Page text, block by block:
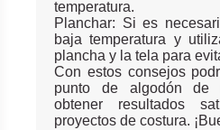
temperatura.
Planchar: Si es
baja temperatura y
plancha y la tela para
Con estos consejos
punto de algodón de
obtener resultados
proyectos de costura.